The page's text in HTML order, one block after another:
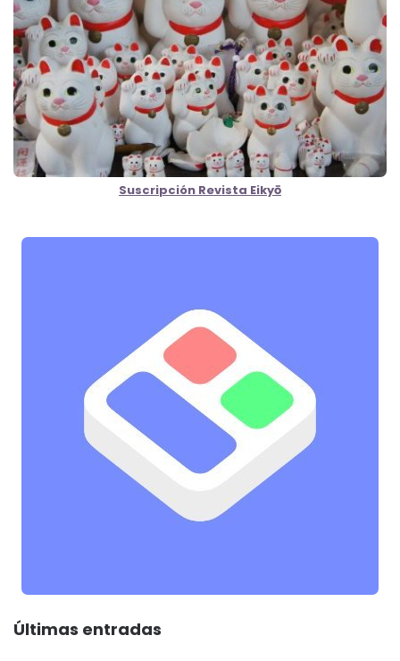
Suscripción Revista Eikyō
Últimas entradas